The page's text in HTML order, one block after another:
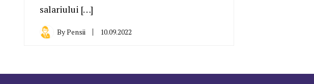
salariului […]
ByPensii 10.09.2022